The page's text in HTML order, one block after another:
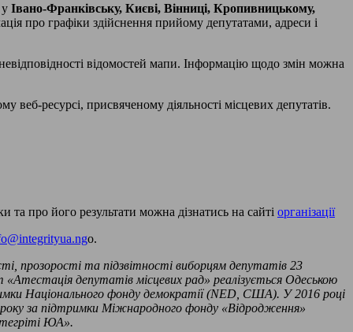
Івано-Франківську, Києві, Вінниці, Кропивницькому,
про графіки здійснення прийому депутатами, адреси і
відомостей мапи. Інформацію щодо змін можна
веб-ресурсі, присвяченому діяльності місцевих депутатів.
про його результати можна дізнатись на сайті організації
o.
прозорості та підзвітності виборцям депутатів 23
депутатів місцевих рад» реалізується Одеською
Національного фонду демократії (NED, США). У 2016 році
року за підтримки Міжнародного фонду «Відродження»
ЮА».